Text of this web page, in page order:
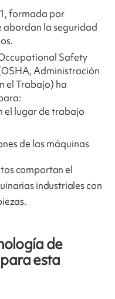
formada por
abordan la seguridad
Safety
Administración
el Trabajo) ha
el lugar de trabajo
de las máquinas
comportan el
industriales con
de
esta